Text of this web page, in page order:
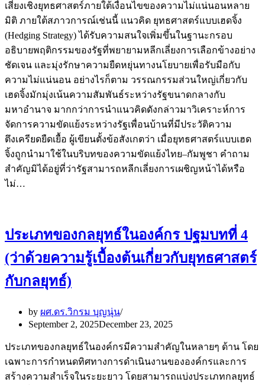
เสี่ยงเชิงยุทธศาสตร์ภายใต้เงื่อนไขของความไม่แน่นอนหลาย
มิติ ภายใต้สภาวการณ์เช่นนี้ แนวคิด ยุทธศาสตร์แบบเฮดจิ้ง
(Hedging Strategy) ได้รับความสนใจเพิ่มขึ้นในฐานะกรอบ
อธิบายพฤติกรรมของรัฐที่พยายามหลีกเลี่ยงการเลือกข้างอย่าง
ชัดเจน และมุ่งรักษาความยืดหยุ่นทางนโยบายเพื่อรับมือกับ
ความไม่แน่นอน อย่างไรก็ตาม วรรณกรรมส่วนใหญ่เกี่ยวกับ
เฮดจิ้งมักมุ่งเน้นความสัมพันธ์ระหว่างรัฐขนาดกลางกับ
มหาอำนาจ มากกว่าการนำแนวคิดดังกล่าวมาวิเคราะห์การ
จัดการความขัดแย้งระหว่างรัฐเพื่อนบ้านที่มีประวัติความ
ตึงเครียดยืดเยื้อ ผู้เขียนตั้งข้อสังเกตว่า เมื่อยุทธศาสตร์แบบเฮด
จิ้งถูกนำมาใช้ในบริบทของความขัดแย้งไทย–กัมพูชา คำถาม
สำคัญมิได้อยู่ที่ว่ารัฐสามารถหลีกเลี่ยงการเผชิญหน้าได้หรือ
ไม่…
ประเภทของกลยุทธ์ในองค์กร ปฐมบทที่ 4
(ว่าด้วยความรู้เบื้องต้นเกี่ยวกับยุทธศาสตร์
กับกลยุทธ์)
by ผศ.ดร.วิกรม บุญนุ่น
September 2, 2025December 23, 2025
ประเภทของกลยุทธ์ในองค์กรมีความสำคัญในหลายๆ ด้าน โดย
เฉพาะการกำหนดทิศทางการดำเนินงานขององค์กรและการ
สร้างความสำเร็จในระยะยาว โดยสามารถแบ่งประเภทกลยุทธ์